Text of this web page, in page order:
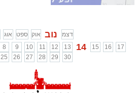
אוג ספט אוק נוב
דצמ
8 9 10 11 12 13 14 15 16
17
25 26 27 28 29 30